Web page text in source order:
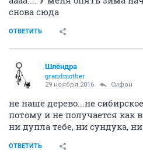
снова сюда
ОТВЕТИТЬ
Шлёндра
grandmother
29 ноября 2016 Сифон
не наше дерево...не сибирское
потому и не получается как
ни дупла тебе, ни сундука,
ОТВЕТИТЬ